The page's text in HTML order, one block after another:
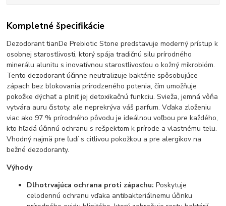
Kompletné špecifikácie
Dezodorant tianDe Prebiotic Stone predstavuje moderný prístup k
osobnej starostlivosti, ktorý spája tradičnú silu prírodného
minerálu alunitu s inovatívnou starostlivosťou o kožný mikrobióm.
Tento dezodorant účinne neutralizuje baktérie spôsobujúce
zápach bez blokovania prirodzeného potenia, čím umožňuje
pokožke dýchať a plniť jej detoxikačnú funkciu. Svieža, jemná vôňa
vytvára auru čistoty, ale neprekrýva váš parfum. Vďaka zloženiu
viac ako 97 % prírodného pôvodu je ideálnou voľbou pre každého,
kto hľadá účinnú ochranu s rešpektom k prírode a vlastnému telu.
Vhodný najmä pre ľudí s citlivou pokožkou a pre alergikov na
bežné dezodoranty.
Výhody
Dlhotrvajúca ochrana proti zápachu: Poskytuje
celodennú ochranu vďaka antibakteriálnemu účinku